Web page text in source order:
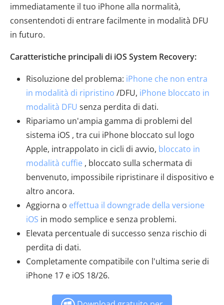
immediatamente il tuo iPhone alla normalità,
consentendoti di entrare facilmente in modalità DFU
in futuro.
Caratteristiche principali di iOS System Recovery:
Risoluzione del problema: iPhone che non entra
in modalità di ripristino /DFU, iPhone bloccato in
modalità DFU senza perdita di dati.
Ripariamo un'ampia gamma di problemi del
sistema iOS , tra cui iPhone bloccato sul logo
Apple, intrappolato in cicli di avvio, bloccato in
modalità cuffie , bloccato sulla schermata di
benvenuto, impossibile ripristinare il dispositivo e
altro ancora.
Aggiorna o effettua il downgrade della versione
iOS in modo semplice e senza problemi.
Elevata percentuale di successo senza rischio di
perdita di dati.
Completamente compatibile con l'ultima serie di
iPhone 17 e iOS 18/26.